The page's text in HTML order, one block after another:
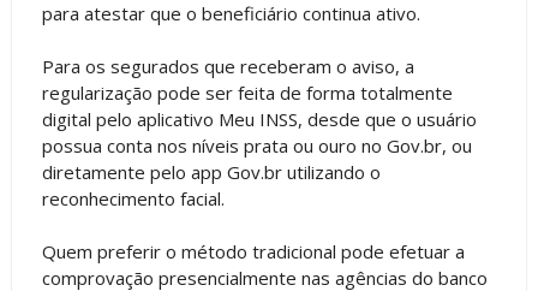
para atestar que o beneficiário continua ativo.
Para os segurados que receberam o aviso, a
regularização pode ser feita de forma totalmente
digital pelo aplicativo Meu INSS, desde que o usuário
possua conta nos níveis prata ou ouro no Gov.br, ou
diretamente pelo app Gov.br utilizando o
reconhecimento facial.
Quem preferir o método tradicional pode efetuar a
comprovação presencialmente nas agências do banco